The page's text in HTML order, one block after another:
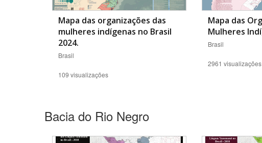
Mapa das organizações das
mulheres indígenas no Brasil
2024.
Brasil
109 visualizações
Mapa das
Mulheres
Brasil
2961 visualizações
Bacia do Rio Negro